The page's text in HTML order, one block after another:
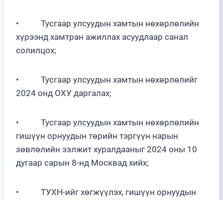
• Тусгаар улсуудын хамтын нөхөрлөлийн
хүрээнд хамтран ажиллах асуудлаар санал
солилцох;
• Тусгаар улсуудын хамтын нөхөрлөлийг
2024 онд ОХУ даргалах;
• Тусгаар улсуудын хамтын нөхөрлөлийн
гишүүн орнуудын төрийн тэргүүн нарын
зөвлөлийн ээлжит хуралдааныг 2024 оны 10
дугаар сарын 8-нд Москвад хийх;
• ТУХН-ийг хөгжүүлэх, гишүүн орнуудын